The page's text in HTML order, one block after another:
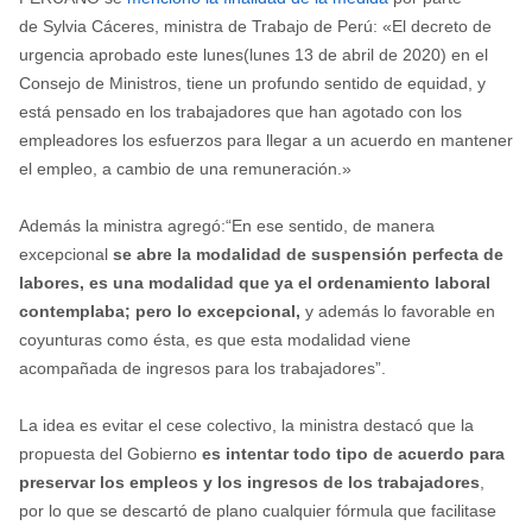
de Sylvia Cáceres, ministra de Trabajo de Perú: «El decreto de
urgencia aprobado este lunes(lunes 13 de abril de 2020) en el
Consejo de Ministros, tiene un profundo sentido de equidad, y
está pensado en los trabajadores que han agotado con los
empleadores los esfuerzos para llegar a un acuerdo en mantener
el empleo, a cambio de una remuneración.»
Además la ministra agregó:“En ese sentido, de manera
excepcionalse abre la modalidad de suspensión perfecta de
labores, es una modalidad que ya el ordenamiento laboral
contemplaba; pero lo excepcional, y además lo favorable en
coyunturas como ésta, es que esta modalidad viene
acompañada de ingresos para los trabajadores”.
La idea es evitar el cese colectivo, la ministra destacó que la
propuesta del Gobierno es intentar todo tipo de acuerdo para
preservar los empleos y los ingresos de los trabajadores
por lo que se descartó de plano cualquier fórmula que facilitase